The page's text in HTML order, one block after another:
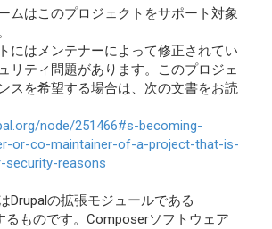
ムはこのプロジェクトをサポート対象
にはメンテナーによって修正されてい
リティ問題があります。このプロジェ
スを希望する場合は、次の文書をお読
node/251466#s-becoming-
or-co-maintainer-of-a-project-that-is-
security-reasons
Drupalの拡張モジュールである
るものです。Composerソフトウェア